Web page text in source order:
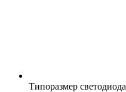
Типоразмер светодиода